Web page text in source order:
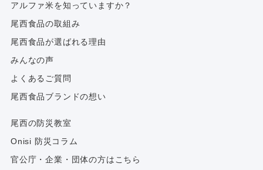
アルファ⽶を知っていますか？
尾西食品の取組み
尾西食品が選ばれる理由
みんなの声
よくあるご質問
尾西食品ブランドの想い
尾西の防災教室
Onisi 防災コラム
官公庁・企業・団体の方はこちら